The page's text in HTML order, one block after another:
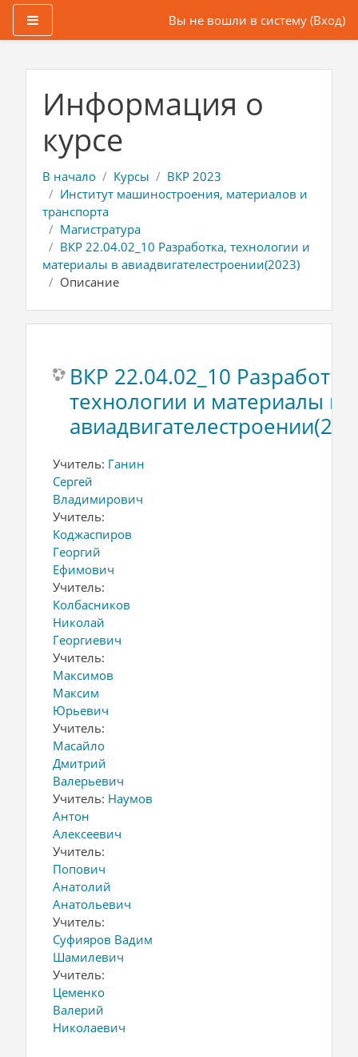
Вы не вошли в систему (Вход)
Информация о
курсе
В начало Курсы
ВКР 2023
Институт машиностроения, материалов и
транспорта
Магистратура
ВКР 22.04.02_10 Разработка, технологии и
материалы в авиадвигателестроении(2023)
Описание
ВКР 22.04.02_10 Разработка,
технологии и материалы в
Учитель: Ганин
Сергей
Владимирович
Учитель:
Коджаспиров
Георгий
Ефимович
Учитель:
Колбасников
Николай
Георгиевич
Учитель:
Максимов
Максим
Юрьевич
Учитель:
Масайло
Дмитрий
Валерьевич
Учитель: Наумов
Антон
Алексеевич
Учитель:
Попович
Анатолий
Анатольевич
Учитель:
Суфияров Вадим
Шамилевич
Учитель:
Цеменко
Валерий
Николаевич